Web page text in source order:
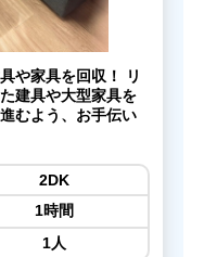
や家具を回収！ リ
建具や大型家具を
むよう、お手伝い
2DK
1時間
1人